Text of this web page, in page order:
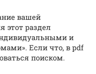
вашей
этот раздел
и
Если что, в pdf
поиском.